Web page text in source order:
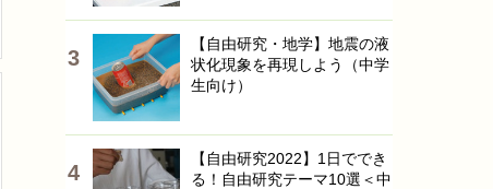
【自由研究・地学】地震の液
状化現象を再現しよう（中学
生向け）
【自由研究2022】1日ででき
る！自由研究テーマ10選＜中